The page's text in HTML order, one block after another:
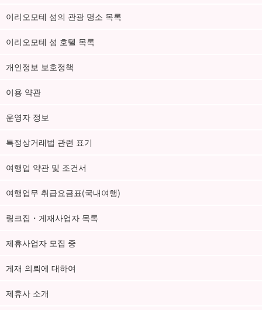
이리오모테 섬의 관광 명소 목록
이리오모테 섬 호텔 목록
개인정보 보호정책
이용 약관
운영자 정보
특정상거래법 관련 표기
여행업 약관 및 조건서
여행업무 취급요금표(국내여행)
링크집・게재사업자 목록
제휴사업자 모집 중
게재 의뢰에 대하여
제휴사 소개